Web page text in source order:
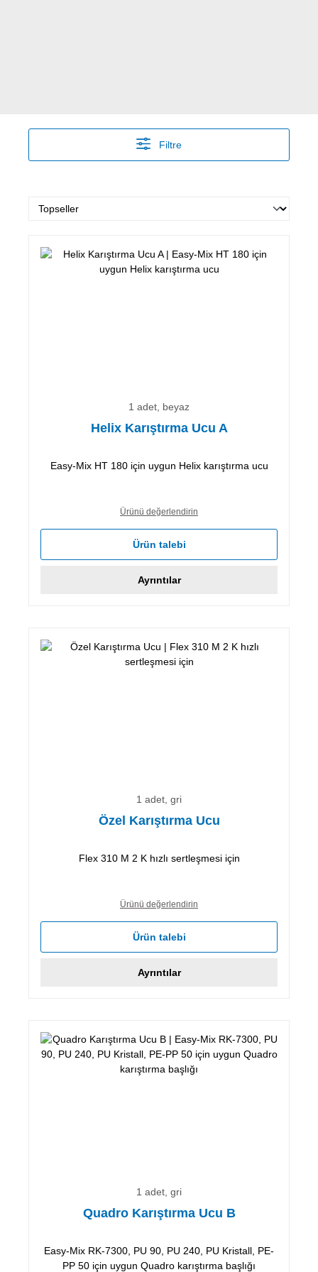
Filtre
1 adet, beyaz
Helix Karıştırma Ucu A
Easy-Mix HT 180 için uygun Helix karıştırma ucu
Ürünü değerlendirin
Ürün talebi
Ayrıntılar
1 adet, gri
Özel Karıştırma Ucu
Flex 310 M 2 K hızlı sertleşmesi için
Ürünü değerlendirin
Ürün talebi
Ayrıntılar
1 adet, gri
Quadro Karıştırma Ucu B
Easy-Mix RK-7300, PU 90, PU 240, PU Kristall, PE-
PP 50 için uygun Quadro karıştırma başlığı